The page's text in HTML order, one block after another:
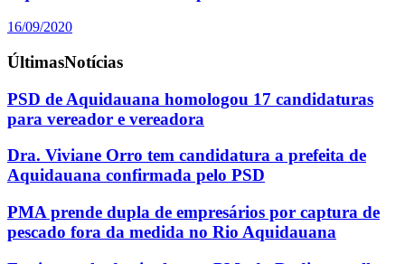
16/09/2020
ÚltimasNotícias
PSD de Aquidauana homologou 17 candidaturas
para vereador e vereadora
Dra. Viviane Orro tem candidatura a prefeita de
Aquidauana confirmada pelo PSD
PMA prende dupla de empresários por captura de
pescado fora da medida no Rio Aquidauana